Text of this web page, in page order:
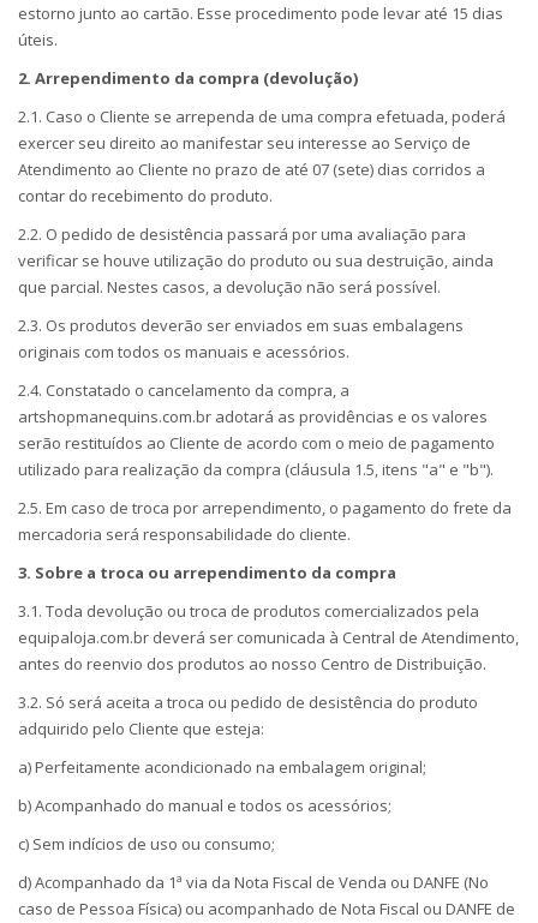
estorno junto ao cartão. Esse procedimento pode levar até 15 dias
úteis.
2. Arrependimento da compra (devolução)
2.1. Caso o Cliente se arrependa de uma compra efetuada, poderá
exercer seu direito ao manifestar seu interesse ao Serviço de
Atendimento ao Cliente no prazo de até 07 (sete) dias corridos a
contar do recebimento do produto.
2.2. O pedido de desistência passará por uma avaliação para
verificar se houve utilização do produto ou sua destruição, ainda
que parcial. Nestes casos, a devolução não será possível.
2.3. Os produtos deverão ser enviados em suas embalagens
originais com todos os manuais e acessórios.
2.4. Constatado o cancelamento da compra, a
artshopmanequins.com.br adotará as providências e os valores
serão restituídos ao Cliente de acordo com o meio de pagamento
utilizado para realização da compra (cláusula 1.5, itens "a" e "b").
2.5. Em caso de troca por arrependimento, o pagamento do frete da
mercadoria será responsabilidade do cliente.
3. Sobre a troca ou arrependimento da compra
3.1. Toda devolução ou troca de produtos comercializados pela
equipaloja.com.br deverá ser comunicada à Central de Atendimento,
antes do reenvio dos produtos ao nosso Centro de Distribuição.
3.2. Só será aceita a troca ou pedido de desistência do produto
adquirido pelo Cliente que esteja:
a) Perfeitamente acondicionado na embalagem original;
b) Acompanhado do manual e todos os acessórios;
c) Sem indícios de uso ou consumo;
d) Acompanhado da 1ª via da Nota Fiscal de Venda ou DANFE (No
caso de Pessoa Física) ou acompanhado de Nota Fiscal ou DANFE de